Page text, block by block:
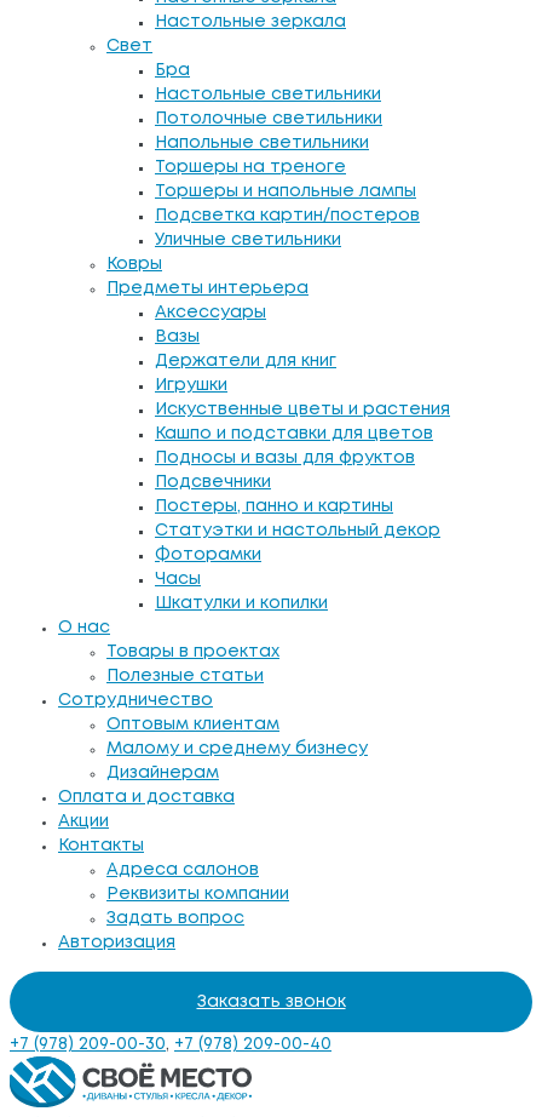
Настольные зеркала
Свет
Бра
Настольные светильники
Потолочные светильники
Напольные светильники
Торшеры на треноге
Торшеры и напольные лампы
Подсветка картин/постеров
Уличные светильники
Ковры
Предметы интерьера
Аксессуары
Вазы
Держатели для книг
Игрушки
Искуственные цветы и растения
Кашпо и подставки для цветов
Подносы и вазы для фруктов
Подсвечники
Постеры, панно и картины
Статуэтки и настольный декор
Фоторамки
Часы
Шкатулки и копилки
О нас
Товары в проектах
Полезные статьи
Сотрудничество
Оптовым клиентам
Малому и среднему бизнесу
Дизайнерам
Оплата и доставка
Акции
Контакты
Адреса салонов
Реквизиты компании
Задать вопрос
Авторизация
Заказать звонок
+7 (978) 209-00-30, +7 (978) 209-00-40